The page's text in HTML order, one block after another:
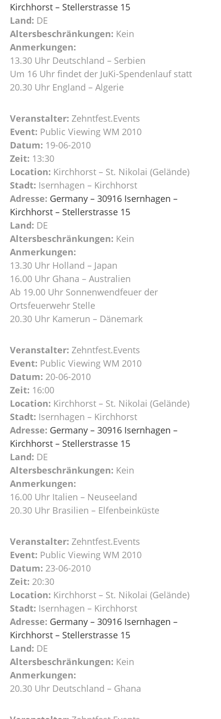
Kirchhorst – Stellerstrasse 15
Land: DE
Altersbeschränkungen: Kein
Anmerkungen:
13.30 Uhr Deutschland – Serbien
Um 16 Uhr findet der JuKi-Spendenlauf statt
20.30 Uhr England – Algerie
Veranstalter: Zehntfest.Events
Event: Public Viewing WM 2010
Datum: 19-06-2010
Zeit: 13:30
Location: Kirchhorst – St. Nikolai (Gelände)
Stadt: Isernhagen – Kirchhorst
Adresse: Germany – 30916 Isernhagen –
Kirchhorst – Stellerstrasse 15
Land: DE
Altersbeschränkungen: Kein
Anmerkungen:
13.30 Uhr Holland – Japan
16.00 Uhr Ghana – Australien
Ab 19.00 Uhr Sonnenwendfeuer der
Ortsfeuerwehr Stelle
20.30 Uhr Kamerun – Dänemark
Veranstalter: Zehntfest.Events
Event: Public Viewing WM 2010
Datum: 20-06-2010
Zeit: 16:00
Location: Kirchhorst – St. Nikolai (Gelände)
Stadt: Isernhagen – Kirchhorst
Adresse: Germany – 30916 Isernhagen –
Kirchhorst – Stellerstrasse 15
Land: DE
Altersbeschränkungen: Kein
Anmerkungen:
16.00 Uhr Italien – Neuseeland
20.30 Uhr Brasilien – Elfenbeinküste
Veranstalter: Zehntfest.Events
Event: Public Viewing WM 2010
Datum: 23-06-2010
Zeit: 20:30
Location: Kirchhorst – St. Nikolai (Gelände)
Stadt: Isernhagen – Kirchhorst
Adresse: Germany – 30916 Isernhagen –
Kirchhorst – Stellerstrasse 15
Land: DE
Altersbeschränkungen: Kein
Anmerkungen:
20.30 Uhr Deutschland – Ghana